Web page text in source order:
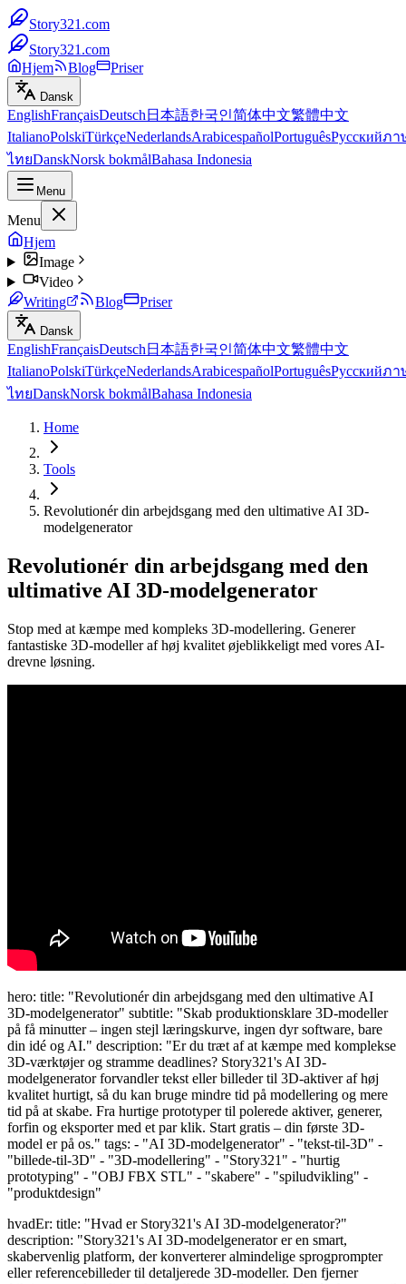
Story321.com
Story321.com
Hjem
Blog Priser
Dansk
EnglishFrançaisDeutsch 日本語한국인简体中文繁體中文
ItalianoPolskiTürkçeNederlandsArabicespañolPortuguêsРусскийภา
ไทยDanskNorsk bokmålBahasa Indonesia
Menu
Menu
Hjem
Image
Video
Writing
Blog Priser
Dansk
EnglishFrançaisDeutsch 日本語한국인简体中文繁體中文
ItalianoPolskiTürkçeNederlandsArabicespañolPortuguêsРусскийภา
ไทยDanskNorsk bokmålBahasa Indonesia
Home
Tools
Revolutionér din arbejdsgang med den ultimative AI 3D-
modelgenerator
Revolutionér din arbejdsgang med den
ultimative AI 3D-modelgenerator
Stop med at kæmpe med kompleks 3D-modellering. Generer
fantastiske 3D-modeller af høj kvalitet øjeblikkeligt med vores AI-
drevne løsning.
hero: title: "Revolutionér din arbejdsgang med den ultimative AI
3D-modelgenerator" subtitle: "Skab produktionsklare 3D-modeller
på få minutter – ingen stejl læringskurve, ingen dyr software, bare
din idé og AI." description: "Er du træt af at kæmpe med komplekse
3D-værktøjer og stramme deadlines? Story321's AI 3D-
modelgenerator forvandler tekst eller billeder til 3D-aktiver af høj
kvalitet hurtigt, så du kan bruge mindre tid på modellering og mere
tid på at skabe. Fra hurtige prototyper til polerede aktiver, generer,
forfin og eksporter med et par klik. Start gratis – din første 3D-
model er på os." tags: - "AI 3D-modelgenerator" - "tekst-til-3D" -
"billede-til-3D" - "3D-modellering" - "Story321" - "hurtig
prototyping" - "OBJ FBX STL" - "skabere" - "spiludvikling" -
"produktdesign"
hvadEr: title: "Hvad er Story321's AI 3D-modelgenerator?"
description: "Story321's AI 3D-modelgenerator er en smart,
skabervenlig platform, der konverterer almindelige sprogprompter
eller referencebilleder til detaljerede 3D-modeller. Den fjerner